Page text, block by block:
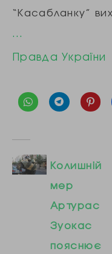
“Касабланку”
…
Правда України
Колишній
мер
Артурас
Зуокас
пояснює